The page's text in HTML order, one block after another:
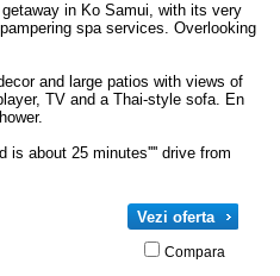
in Ko Samui, with its very
spa services. Overlooking
and large patios with views of
TV and a Thai-style sofa. En
is about 25 minutes'''' drive from
Vezi oferta
Compara